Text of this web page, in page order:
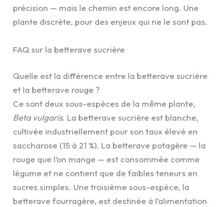
précision — mais le chemin est encore long. Une
plante discrète, pour des enjeux qui ne le sont pas.
FAQ sur la betterave sucrière
Quelle est la différence entre la betterave sucrière
et la betterave rouge ?
Ce sont deux sous-espèces de la même plante,
Beta vulgaris. La betterave sucrière est blanche,
cultivée industriellement pour son taux élevé en
saccharose (15 à 21 %). La betterave potagère — la
rouge que l’on mange — est consommée comme
légume et ne contient que de faibles teneurs en
sucres simples. Une troisième sous-espèce, la
betterave fourragère, est destinée à l’alimentation